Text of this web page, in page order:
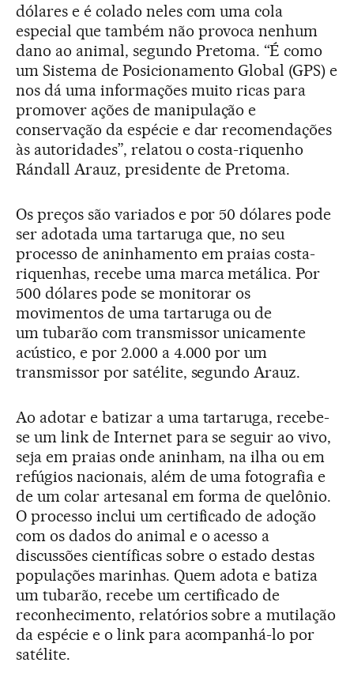
dólares e é colado neles com uma cola
especial que também não provoca nenhum
dano ao animal, segundo Pretoma. “É como
um Sistema de Posicionamento Global (GPS) e
nos dá uma informações muito ricas para
promover ações de manipulação e
conservação da espécie e dar recomendações
às autoridades”, relatou o costa-riquenho
Rándall Arauz, presidente de Pretoma.
Os preços são variados e por 50 dólares pode
ser adotada uma tartaruga que, no seu
processo de aninhamento em praias costa-
riquenhas, recebe uma marca metálica. Por
500 dólares pode se monitorar os
movimentos de uma tartaruga ou de
um tubarão com transmissor unicamente
acústico, e por 2.000 a 4.000 por um
transmissor por satélite, segundo Arauz.
Ao adotar e batizar a uma tartaruga, recebe-
se um link de Internet para se seguir ao vivo,
seja em praias onde aninham, na ilha ou em
refúgios nacionais, além de uma fotografia e
de um colar artesanal em forma de quelônio.
O processo inclui um certificado de adoção
com os dados do animal e o acesso a
discussões científicas sobre o estado destas
populações marinhas. Quem adota e batiza
um tubarão, recebe um certificado de
reconhecimento, relatórios sobre a mutilação
da espécie e o link para acompanhá-lo por
satélite.